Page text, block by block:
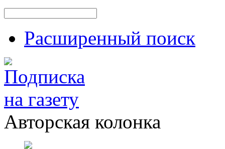
Расширенный поиск
Авторская колонка